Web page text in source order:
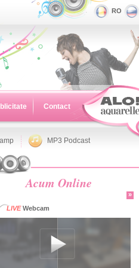
RO
Contact
MP3 Podcast
Acum Online
»
LIVEWebcam